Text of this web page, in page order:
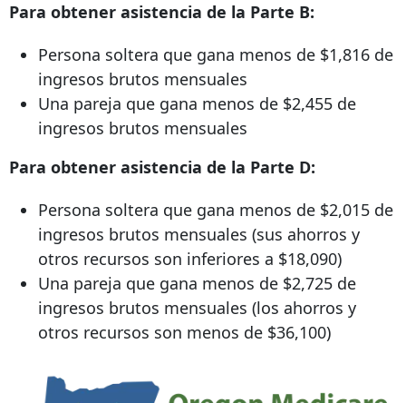
Para obtener asistencia de la Parte B:
Persona soltera que gana menos de $1,816 de
ingresos brutos mensuales
Una pareja que gana menos de $2,455 de
ingresos brutos mensuales
Para obtener asistencia de la Parte D:
Persona soltera que gana menos de $2,015 de
ingresos brutos mensuales (sus ahorros y
otros recursos son inferiores a $18,090)
Una pareja que gana menos de $2,725 de
ingresos brutos mensuales (los ahorros y
otros recursos son menos de $36,100)